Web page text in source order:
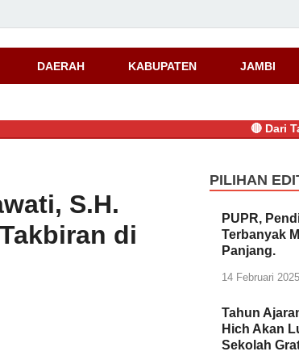
DAERAH KABUPATEN JAMBI
Dari
S.H.
di
PILIHAN
PUPR,
Terbanyak
Panjang.
14 Februari 2025
Tahun
Hich Akan
Sekolah